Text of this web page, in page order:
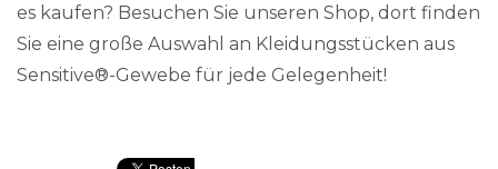
es kaufen? Besuchen Sie unseren Shop, dort finden
Sie eine große Auswahl an Kleidungsstücken aus
Sensitive®-Gewebe für jede Gelegenheit!